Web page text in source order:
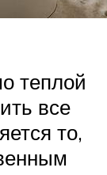
теплой
все
то,